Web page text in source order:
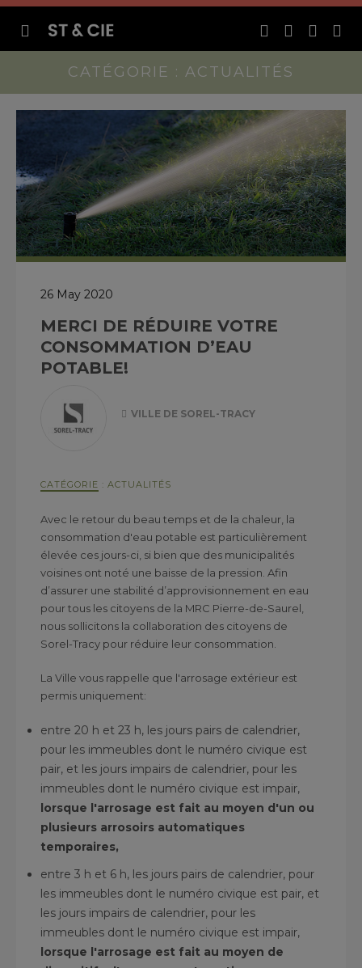
CATÉGORIE : ACTUALITÉS
26 May 2020
MERCI DE RÉDUIRE VOTRE
CONSOMMATION D’EAU
POTABLE!
VILLE DE SOREL-TRACY
CATÉGORIE : ACTUALITÉS
Avec le retour du beau temps et de la chaleur, la
consommation d'eau potable est particulièrement
élevée ces jours-ci, si bien que des municipalités
voisines ont noté une baisse de la pression. Afin
d’assurer une stabilité d’approvisionnement en eau
pour tous les citoyens de la MRC Pierre-de-Saurel,
nous sollicitons la collaboration des citoyens de
Sorel-Tracy pour réduire leur consommation.
La Ville vous rappelle que l'arrosage extérieur est
permis uniquement:
entre 20 h et 23 h, les jours pairs de calendrier,
pour les immeubles dont le numéro civique est
pair, et les jours impairs de calendrier, pour les
immeubles dont le numéro civique est impair,
lorsque l'arrosage est fait au moyen d'un ou
plusieurs arrosoirs automatiques
temporaires,
entre 3 h et 6 h, les jours pairs de calendrier, pour
les immeubles dont le numéro civique est pair, et
les jours impairs de calendrier, pour les
immeubles dont le numéro civique est impair,
lorsque l'arrosage est fait au moyen de